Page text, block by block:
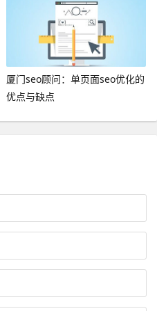
厦门seo顾问：单页面seo优化的
优点与缺点